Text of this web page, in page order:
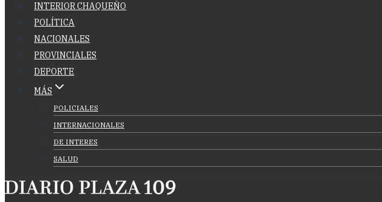
INTERIOR CHAQUEÑO
POLÍTICA
NACIONALES
PROVINCIALES
DEPORTE
MÁS
POLICIALES
INTERNACIONALES
DE INTERES
SALUD